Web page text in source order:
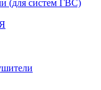
(для систем ГВС)